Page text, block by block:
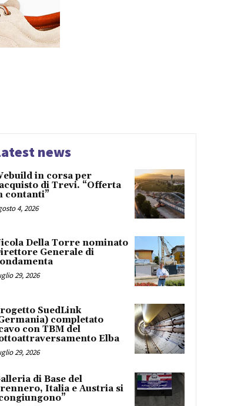
news
in corsa per
di Trevi. “Offerta
contanti”
4, 2026
Della Torre nominato
Generale di
29, 2026
SuedLink
completato
con TBM del
Elba
29, 2026
di Base del
Italia e Austria si